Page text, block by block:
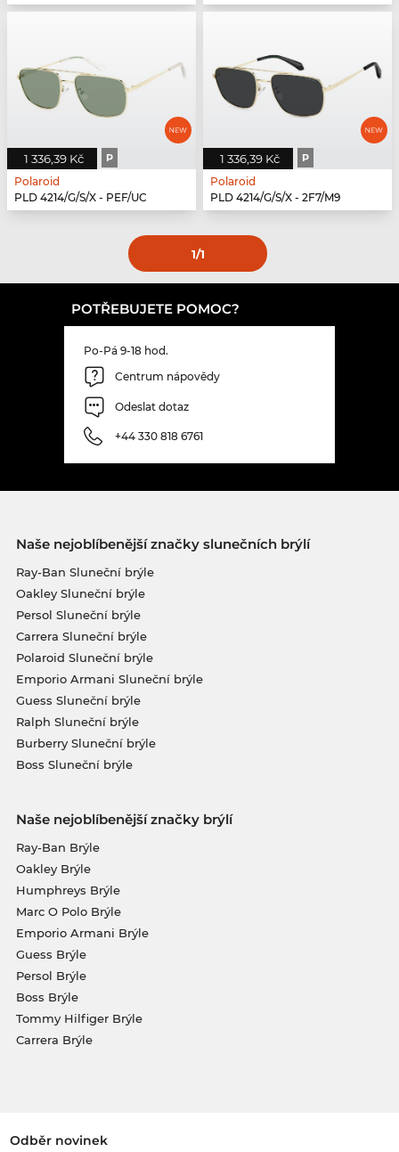
1 336,39 Kč P
Polaroid
PLD 4214/G/S/X - PEF/UC
1 336,39 Kč P
Polaroid
PLD 4214/G/S/X - 2F7/M9
1/1
POTŘEBUJETE POMOC?
Po-Pá 9-18 hod.
Centrum nápovědy
Odeslat dotaz
+44 330 818 6761
Naše nejoblíbenější značky slunečních brýlí
Ray-Ban Sluneční brýle
Oakley Sluneční brýle
Persol Sluneční brýle
Carrera Sluneční brýle
Polaroid Sluneční brýle
Emporio Armani Sluneční brýle
Guess Sluneční brýle
Ralph Sluneční brýle
Burberry Sluneční brýle
Boss Sluneční brýle
Naše nejoblíbenější značky brýlí
Ray-Ban Brýle
Oakley Brýle
Humphreys Brýle
Marc O Polo Brýle
Emporio Armani Brýle
Guess Brýle
Persol Brýle
Boss Brýle
Tommy Hilfiger Brýle
Carrera Brýle
Odběr novinek